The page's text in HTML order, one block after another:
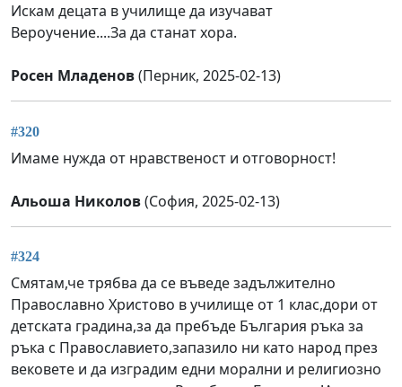
Искам децата в училище да изучават
Вероучение....За да станат хора.
Росен Младенов(Перник, 2025-02-13)
#320
Имаме нужда от нравственост и отговорност!
Альоша Николов(София, 2025-02-13)
#324
Смятам,че трябва да се въведе задължително
Православно Христово в училище от 1 клас,дори от
детската градина,за да пребъде България ръка за
ръка с Православието,запазило ни като народ през
вековете и да изградим едни морални и религиозно